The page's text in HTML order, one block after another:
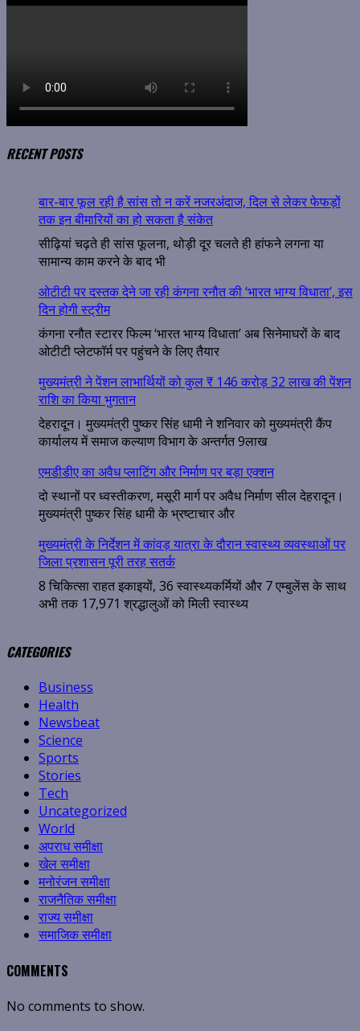
RECENT POSTS
बार-बार फूल रही है सांस तो न करें नजरअंदाज, दिल से लेकर फेफड़ों
तक इन बीमारियों का हो सकता है संकेत
सीढ़ियां चढ़ते ही सांस फूलना, थोड़ी दूर चलते ही हांफने लगना या
सामान्य काम करने के बाद भी
ओटीटी पर दस्तक देने जा रही कंगना रनौत की ‘भारत भाग्य विधाता’, इस
दिन होगी स्ट्रीम
कंगना रनौत स्टारर फिल्म ‘भारत भाग्य विधाता’ अब सिनेमाघरों के बाद
ओटीटी प्लेटफॉर्म पर पहुंचने के लिए तैयार
मुख्यमंत्री ने पेंशन लाभार्थियों को कुल ₹ 146 करोड़ 32 लाख की पेंशन
राशि का किया भुगतान
देहरादून। मुख्यमंत्री पुष्कर सिंह धामी ने शनिवार को मुख्यमंत्री कैंप
कार्यालय में समाज कल्याण विभाग के अन्तर्गत 9लाख
एमडीडीए का अवैध प्लाटिंग और निर्माण पर बड़ा एक्शन
दो स्थानों पर ध्वस्तीकरण, मसूरी मार्ग पर अवैध निर्माण सील देहरादून।
मुख्यमंत्री पुष्कर सिंह धामी के भ्रष्टाचार और
मुख्यमंत्री के निर्देशन में कांवड़ यात्रा के दौरान स्वास्थ्य व्यवस्थाओं पर
जिला प्रशासन पूरी तरह सतर्क
8 चिकित्सा राहत इकाइयों, 36 स्वास्थ्यकर्मियों और 7 एम्बुलेंस के साथ
अभी तक 17,971 श्रद्धालुओं को मिली स्वास्थ्य
CATEGORIES
Business
Health
Newsbeat
Science
Sports
Stories
Tech
Uncategorized
World
अपराध समीक्षा
खेल समीक्षा
मनोरंजन समीक्षा
राजनैतिक समीक्षा
राज्य समीक्षा
समाजिक समीक्षा
COMMENTS
No comments to show.